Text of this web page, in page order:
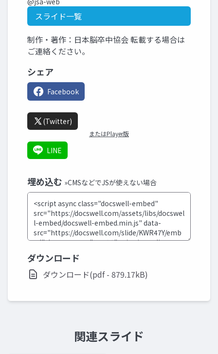
スライド一覧
制作・著作：日本脳卒中協会 転載する場合は
ご連絡ください。
シェア
Facebook
(Twitter)
またはPlayer版
LINE
埋め込む »CMSなどでJSが使えない場合
ダウンロード
ダウンロード(pdf - 879.17kB)
関連スライド